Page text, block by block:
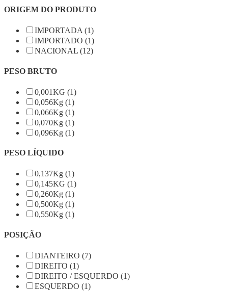
ORIGEM DO PRODUTO
IMPORTADA (1)
IMPORTADO (1)
NACIONAL (12)
PESO BRUTO
0,001KG (1)
0,056Kg (1)
0,066Kg (1)
0,070Kg (1)
0,096Kg (1)
PESO LÍQUIDO
0,137Kg (1)
0,145KG (1)
0,260Kg (1)
0,500Kg (1)
0,550Kg (1)
POSIÇÃO
DIANTEIRO (7)
DIREITO (1)
DIREITO / ESQUERDO (1)
ESQUERDO (1)